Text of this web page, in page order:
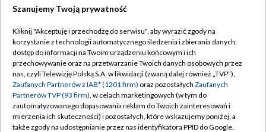
TVP
Abonament TVP
Emisja w TVP
Centrum informacji TVP
Naziemna Telewizja Cyfrowa
Regulamin TVP
Polityka prywatności
Moje zgody
Pomoc
Szanujemy Twoją prywatność
Kliknij "Akceptuję i przechodzę do serwisu", aby wyrazić zgody na
korzystanie z technologii automatycznego śledzenia i zbierania danych,
dostęp do informacji na Twoim urządzeniu końcowym i ich
przechowywanie oraz na przetwarzanie Twoich danych osobowych przez
nas, czyli Telewizję Polską S.A. w likwidacji (zwaną dalej również „TVP”),
Zaufanych Partnerów z IAB* (1201 firm) oraz pozostałych Zaufanych
Partnerów TVP (93 firm), w celach marketingowych (w tym do
zautomatyzowanego dopasowania reklam do Twoich zainteresowań i
mierzenia ich skuteczności) i pozostałych, które wskazujemy poniżej, a
także zgody na udostępnianie przez nas identyfikatora PPID do Google.